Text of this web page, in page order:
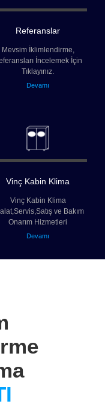
Referanslar
Mevsim İklimlendirme,
İncelemek İçin
Tıklayınız.
Devamı
Vinç Kabin Klima
Vinç Kabin Klima
ve Bakım
Onarım Hizmetleri
Devamı